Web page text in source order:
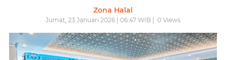
Zona Halal
Jumat, 23 Januari 2026 | 06:47 WIB | 0 Views